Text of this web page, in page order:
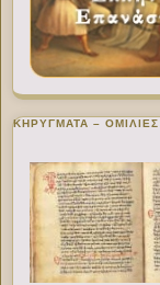
ΚΗΡΥΓΜΑΤΑ – ΟΜΙΛΙΕΣ